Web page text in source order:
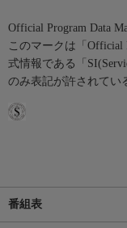
Official Program Data
このマークは「Official
式情報である「
のみ表記が許されてい
番組表